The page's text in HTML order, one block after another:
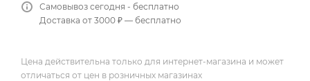
Самовывоз сегодня - бесплатно
Доставка от 3000 ₽ — бесплатно
Цена действительна только для интернет-магазина и может
отличаться от цен в розничных магазинах